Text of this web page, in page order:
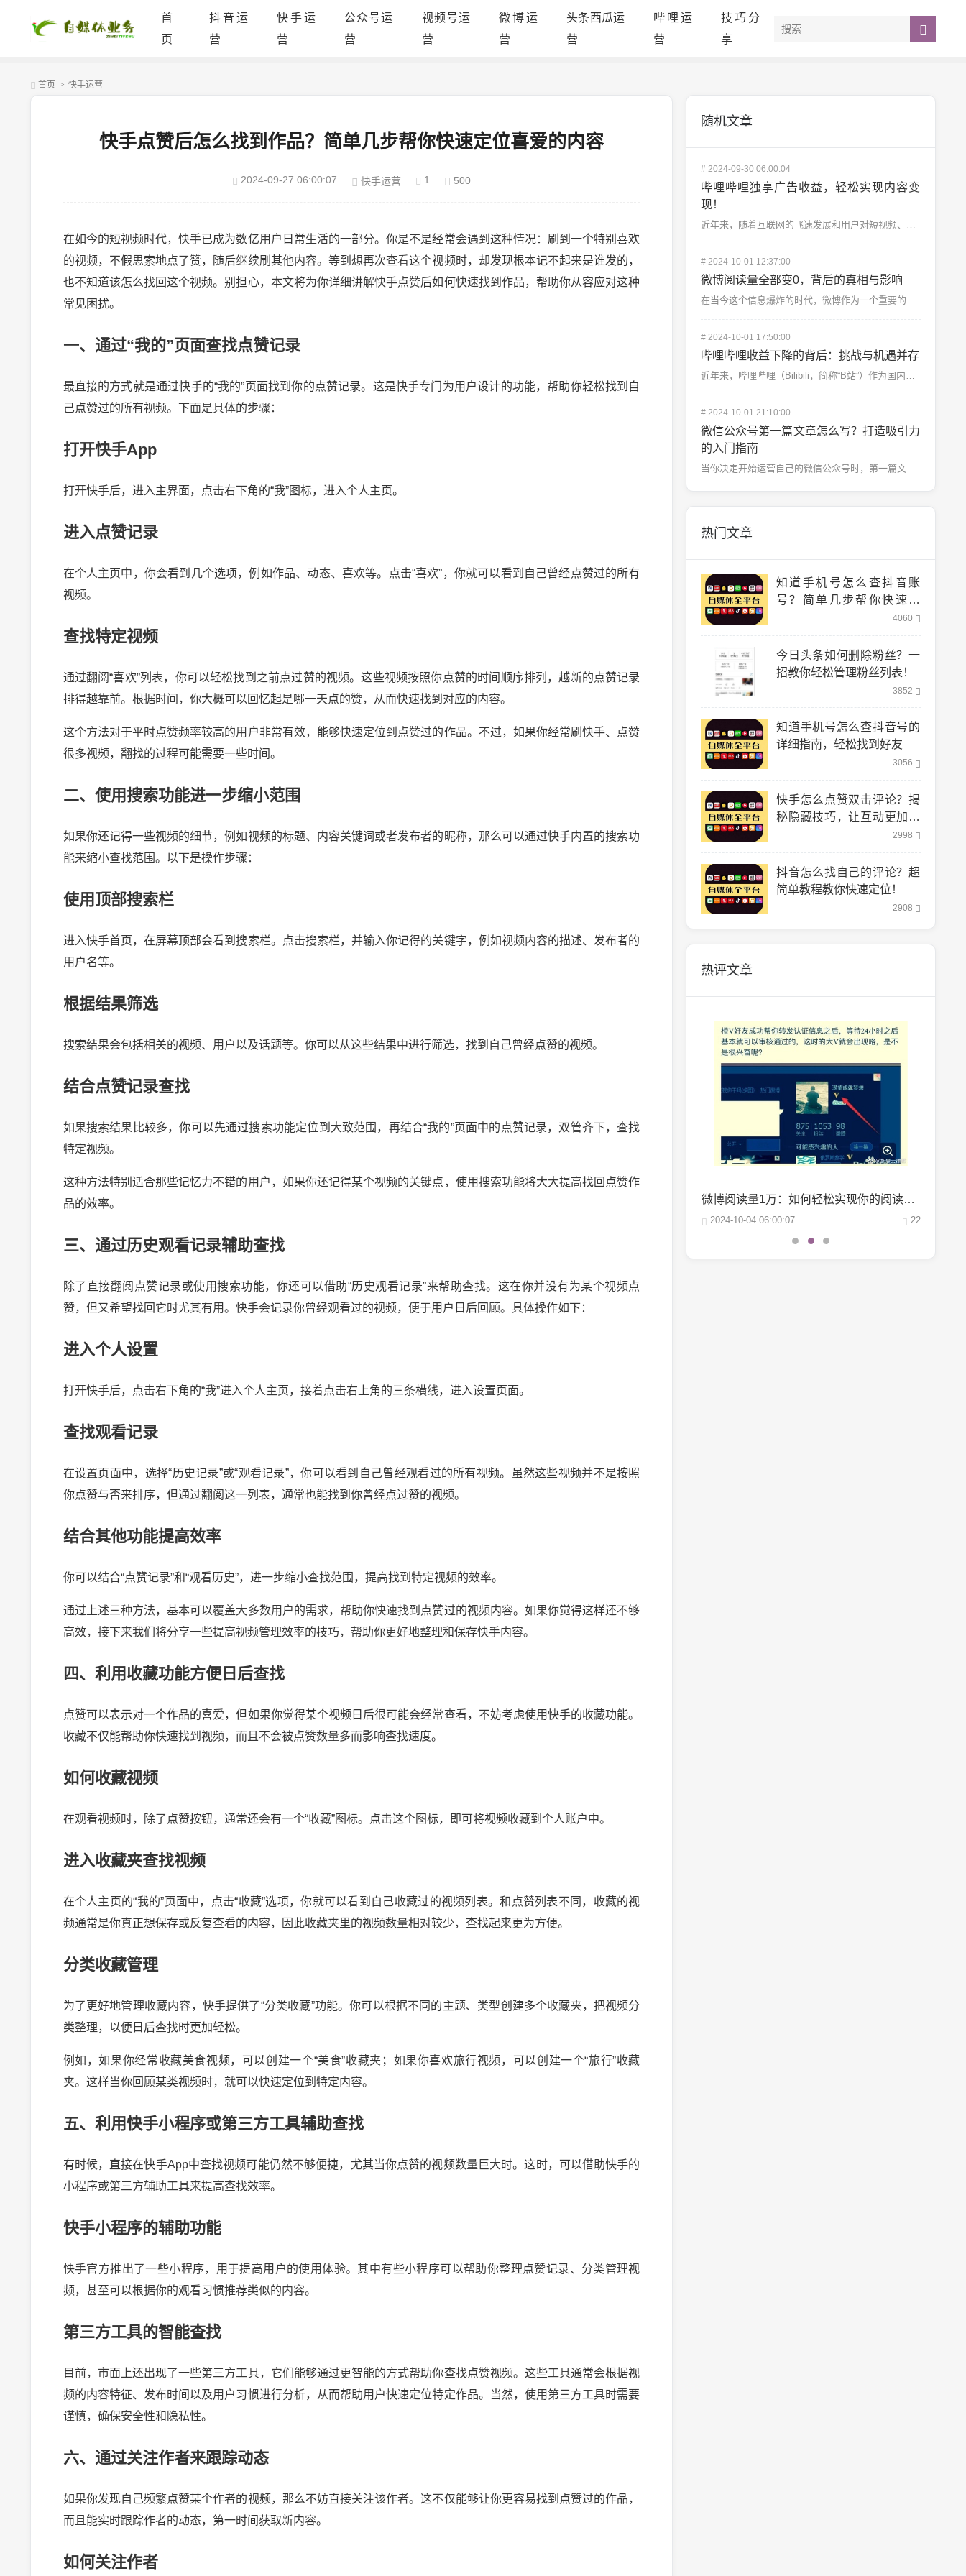
首
页
抖音运
营
快手运
营
公众号运
营
视频号运
营
微博运
营
头条西瓜运
营
哔哩运
营
技巧分
享
首页 > 快手运营
快手点赞后怎么找到作品？简单几步帮你快速定位喜爱的内容
2024-09-27 06:00:07 快手运营 1 500
在如今的短视频时代，快手已成为数亿用户日常生活的一部分。你是不是经常会遇到这种情况：刷到一个特别喜欢
的视频，不假思索地点了赞，随后继续刷其他内容。等到想再次查看这个视频时，却发现根本记不起来是谁发的，
也不知道该怎么找回这个视频。别担心，本文将为你详细讲解快手点赞后如何快速找到作品，帮助你从容应对这种
常见困扰。
一、通过“我的”页面查找点赞记录
最直接的方式就是通过快手的“我的”页面找到你的点赞记录。这是快手专门为用户设计的功能，帮助你轻松找到自
己点赞过的所有视频。下面是具体的步骤：
打开快手App
打开快手后，进入主界面，点击右下角的“我”图标，进入个人主页。
进入点赞记录
在个人主页中，你会看到几个选项，例如作品、动态、喜欢等。点击“喜欢”，你就可以看到自己曾经点赞过的所有
视频。
查找特定视频
通过翻阅“喜欢”列表，你可以轻松找到之前点过赞的视频。这些视频按照你点赞的时间顺序排列，越新的点赞记录
排得越靠前。根据时间，你大概可以回忆起是哪一天点的赞，从而快速找到对应的内容。
这个方法对于平时点赞频率较高的用户非常有效，能够快速定位到点赞过的作品。不过，如果你经常刷快手、点赞
很多视频，翻找的过程可能需要一些时间。
二、使用搜索功能进一步缩小范围
如果你还记得一些视频的细节，例如视频的标题、内容关键词或者发布者的昵称，那么可以通过快手内置的搜索功
能来缩小查找范围。以下是操作步骤：
使用顶部搜索栏
进入快手首页，在屏幕顶部会看到搜索栏。点击搜索栏，并输入你记得的关键字，例如视频内容的描述、发布者的
用户名等。
根据结果筛选
搜索结果会包括相关的视频、用户以及话题等。你可以从这些结果中进行筛选，找到自己曾经点赞的视频。
结合点赞记录查找
如果搜索结果比较多，你可以先通过搜索功能定位到大致范围，再结合“我的”页面中的点赞记录，双管齐下，查找
特定视频。
这种方法特别适合那些记忆力不错的用户，如果你还记得某个视频的关键点，使用搜索功能将大大提高找回点赞作
品的效率。
三、通过历史观看记录辅助查找
除了直接翻阅点赞记录或使用搜索功能，你还可以借助“历史观看记录”来帮助查找。这在你并没有为某个视频点
赞，但又希望找回它时尤其有用。快手会记录你曾经观看过的视频，便于用户日后回顾。具体操作如下：
进入个人设置
打开快手后，点击右下角的“我”进入个人主页，接着点击右上角的三条横线，进入设置页面。
查找观看记录
在设置页面中，选择“历史记录”或“观看记录”，你可以看到自己曾经观看过的所有视频。虽然这些视频并不是按照
你点赞与否来排序，但通过翻阅这一列表，通常也能找到你曾经点过赞的视频。
结合其他功能提高效率
你可以结合“点赞记录”和“观看历史”，进一步缩小查找范围，提高找到特定视频的效率。
通过上述三种方法，基本可以覆盖大多数用户的需求，帮助你快速找到点赞过的视频内容。如果你觉得这样还不够
高效，接下来我们将分享一些提高视频管理效率的技巧，帮助你更好地整理和保存快手内容。
四、利用收藏功能方便日后查找
点赞可以表示对一个作品的喜爱，但如果你觉得某个视频日后很可能会经常查看，不妨考虑使用快手的收藏功能。
收藏不仅能帮助你快速找到视频，而且不会被点赞数量多而影响查找速度。
如何收藏视频
在观看视频时，除了点赞按钮，通常还会有一个“收藏”图标。点击这个图标，即可将视频收藏到个人账户中。
进入收藏夹查找视频
在个人主页的“我的”页面中，点击“收藏”选项，你就可以看到自己收藏过的视频列表。和点赞列表不同，收藏的视
频通常是你真正想保存或反复查看的内容，因此收藏夹里的视频数量相对较少，查找起来更为方便。
分类收藏管理
为了更好地管理收藏内容，快手提供了“分类收藏”功能。你可以根据不同的主题、类型创建多个收藏夹，把视频分
类整理，以便日后查找时更加轻松。
例如，如果你经常收藏美食视频，可以创建一个“美食”收藏夹；如果你喜欢旅行视频，可以创建一个“旅行”收藏
夹。这样当你回顾某类视频时，就可以快速定位到特定内容。
五、利用快手小程序或第三方工具辅助查找
有时候，直接在快手App中查找视频可能仍然不够便捷，尤其当你点赞的视频数量巨大时。这时，可以借助快手的
小程序或第三方辅助工具来提高查找效率。
快手小程序的辅助功能
快手官方推出了一些小程序，用于提高用户的使用体验。其中有些小程序可以帮助你整理点赞记录、分类管理视
频，甚至可以根据你的观看习惯推荐类似的内容。
第三方工具的智能查找
目前，市面上还出现了一些第三方工具，它们能够通过更智能的方式帮助你查找点赞视频。这些工具通常会根据视
频的内容特征、发布时间以及用户习惯进行分析，从而帮助用户快速定位特定作品。当然，使用第三方工具时需要
谨慎，确保安全性和隐私性。
六、通过关注作者来跟踪动态
如果你发现自己频繁点赞某个作者的视频，那么不妨直接关注该作者。这不仅能够让你更容易找到点赞过的作品，
而且能实时跟踪作者的动态，第一时间获取新内容。
如何关注作者
随机文章
#2024-09-30 06:00:04
哔哩哔哩独享广告收益，轻松实现内容变
现！
近年来，随着互联网的飞速发展和用户对短视频、长视频内容需求的不断提升，越来越多的创作者选择加入视频创...
#2024-10-01 12:37:00
微博阅读量全部变0，背后的真相与影响
在当今这个信息爆炸的时代，微博作为一个重要的社交媒体平台，承载着无数用户的声音和情感。近日却出现了一...
#2024-10-01 17:50:00
哔哩哔哩收益下降的背后：挑战与机遇并存
近年来，哔哩哔哩（Bilibili，简称“B站”）作为国内领先的二次元社区平台，一直在年轻群体中拥有...
#2024-10-01 21:10:00
微信公众号第一篇文章怎么写？打造吸引力
的入门指南
当你决定开始运营自己的微信公众号时，第一篇文章至关重要。它不仅是读者对你的初印象，还是后续运营成功的...
热门文章
知道手机号怎么查抖音账
号？简单几步帮你快速找
4060
今日头条如何删除粉丝？一
招教你轻松管理粉丝列表！
3852
知道手机号怎么查抖音号的
详细指南，轻松找到好友
3056
快手怎么点赞双击评论？揭
秘隐藏技巧，让互动更加轻
2998
抖音怎么找自己的评论？超
简单教程教你快速定位！
2908
热评文章
微博阅读量1万：如何轻松实现你的阅读量突破？
2024-10-04 06:00:07 22